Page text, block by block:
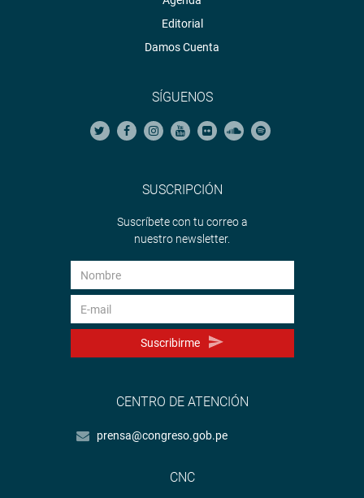
Editorial
Damos Cuenta
SÍGUENOS
SUSCRIPCIÓN
Suscríbete con tu correo a
nuestro newsletter.
Suscribirme
CENTRO DE ATENCIÓN
prensa@congreso.gob.pe
CNC